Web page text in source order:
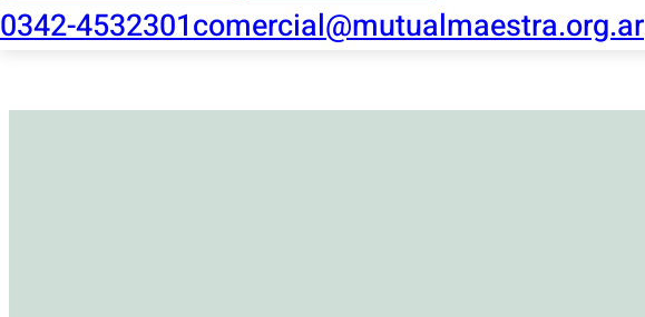
0342-4532301comercial@mutualmaestra.org.ar